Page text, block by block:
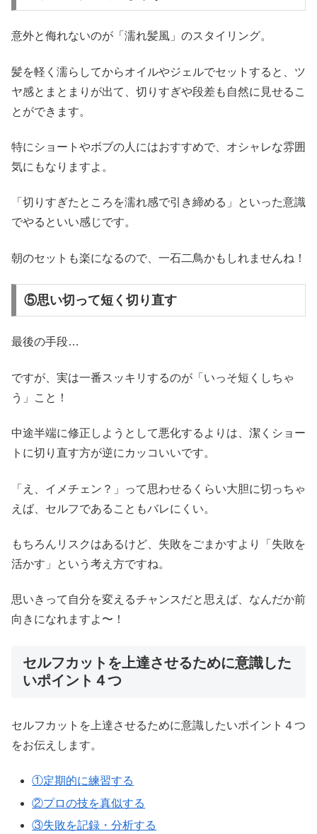
意外と侮れないのが「濡れ髪風」のスタイリング。
髪を軽く濡らしてからオイルやジェルでセットすると、ツ
ヤ感とまとまりが出て、切りすぎや段差も自然に見せるこ
とができます。
特にショートやボブの人にはおすすめで、オシャレな雰囲
気にもなりますよ。
「切りすぎたところを濡れ感で引き締める」といった意識
でやるといい感じです。
朝のセットも楽になるので、一石二鳥かもしれませんね！
⑤思い切って短く切り直す
最後の手段…
ですが、実は一番スッキリするのが「いっそ短くしちゃ
う」こと！
中途半端に修正しようとして悪化するよりは、潔くショー
トに切り直す方が逆にカッコいいです。
「え、イメチェン？」って思わせるくらい大胆に切っちゃ
えば、セルフであることもバレにくい。
もちろんリスクはあるけど、失敗をごまかすより「失敗を
活かす」という考え方ですね。
思いきって自分を変えるチャンスだと思えば、なんだか前
向きになれますよ〜！
セルフカットを上達させるために意識した
いポイント４つ
セルフカットを上達させるために意識したいポイント４つ
をお伝えします。
①定期的に練習する
②プロの技を真似する
③失敗を記録・分析する